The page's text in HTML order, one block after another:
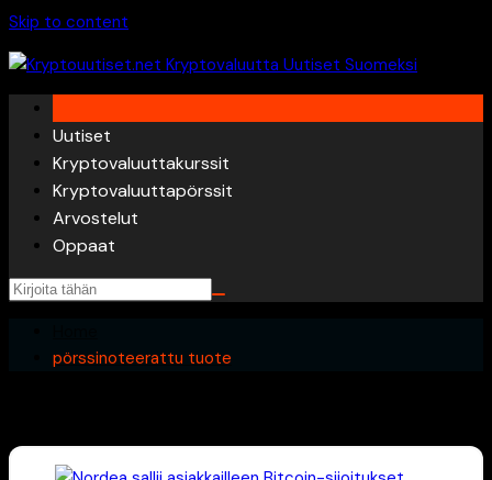
Skip to content
Uutiset
Kryptovaluuttakurssit
Kryptovaluuttapörssit
Arvostelut
Oppaat
pörssinoteerattu tuote